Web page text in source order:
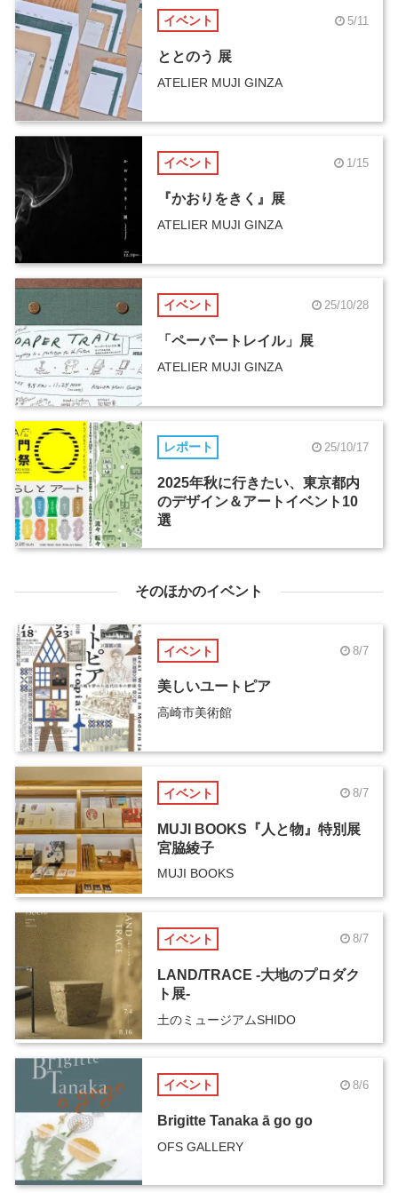
イベント 5/11
ととのう 展
ATELIER MUJI GINZA
イベント 1/15
『かおりをきく』展
ATELIER MUJI GINZA
イベント 25/10/28
「ペーパートレイル」展
ATELIER MUJI GINZA
レポート 25/10/17
2025年秋に行きたい、東京都内
のデザイン＆アートイベント10
選
そのほかのイベント
イベント 8/7
美しいユートピア
高崎市美術館
イベント 8/7
MUJI BOOKS『人と物』特別展
宮脇綾子
MUJI BOOKS
イベント 8/7
LAND/TRACE -大地のプロダク
ト展-
土のミュージアムSHIDO
イベント 8/6
Brigitte Tanaka ā go go
OFS GALLERY